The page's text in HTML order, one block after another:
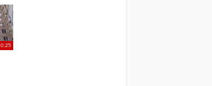
0:25